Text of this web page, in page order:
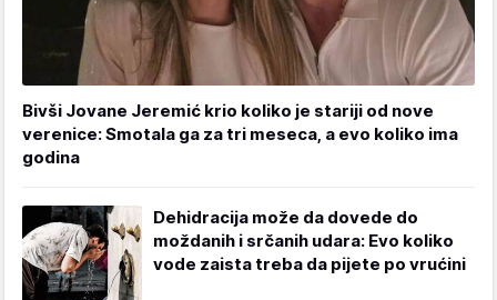
Bivši Jovane Jeremić krio koliko je stariji od nove
verenice: Smotala ga za tri meseca, a evo koliko ima
godina
Dehidracija može da dovede do
moždanih i srčanih udara: Evo koliko
vode zaista treba da pijete po vrućini